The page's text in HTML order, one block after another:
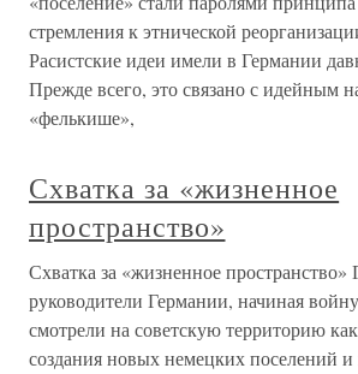
стремления к этнической
Расистские идеи имели в Германии
Прежде всего, это связано с идейным
«фелькише»,
Схватка за «жизненное
пространство»
Схватка за «жизненное пространство»
руководители Германии, начиная
смотрели на советскую территорию
создания новых немецких поселений